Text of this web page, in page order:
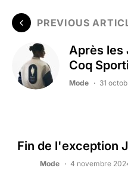
PREVIOUS
Après les
Coq
Mode 31
Fin de l'exception
Mode 4 novembre